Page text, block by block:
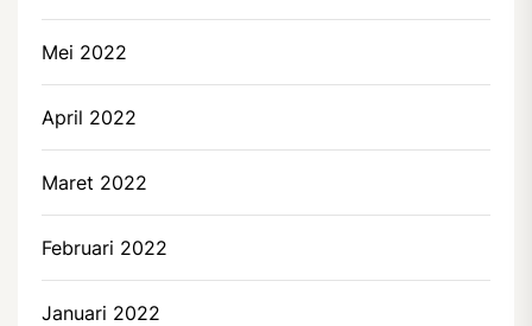
Mei 2022
April 2022
Maret 2022
Februari 2022
Januari 2022